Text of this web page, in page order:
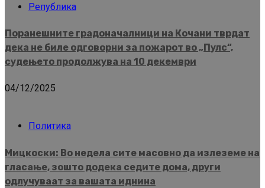
Република
Поранешните градоначалници на Кочани тврдат
дека не биле одговорни за пожарот во „Пулс“,
судењето продолжува на 10 декември
04/12/2025
Политика
Мицкоски: Во недела сите масовно да излеземе на
гласање, зошто додека седите дома, други
одлучуваат за вашата иднина